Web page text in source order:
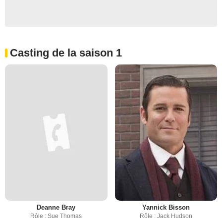
Casting de la saison 1
Deanne Bray
Rôle : Sue Thomas
Yannick Bisson
Rôle : Jack Hudson